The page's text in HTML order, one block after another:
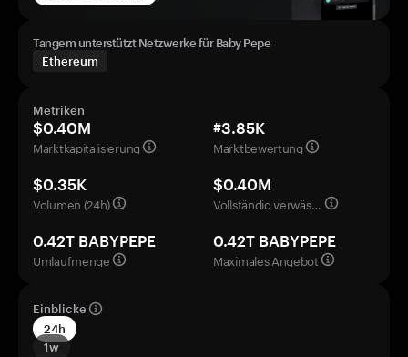
Tangem unterstützt Netzwerke für Baby Pepe
Ethereum
Metriken
$0.40M
Marktkapitalisierung
#3.85K
Marktbewertung
$0.35K
Volumen (24h)
$0.40M
Vollständig verwässerte Bewertung
0.42T BABYPEPE
Umlaufmenge
0.42T BABYPEPE
Maximales Angebot
Einblicke
24h
1w